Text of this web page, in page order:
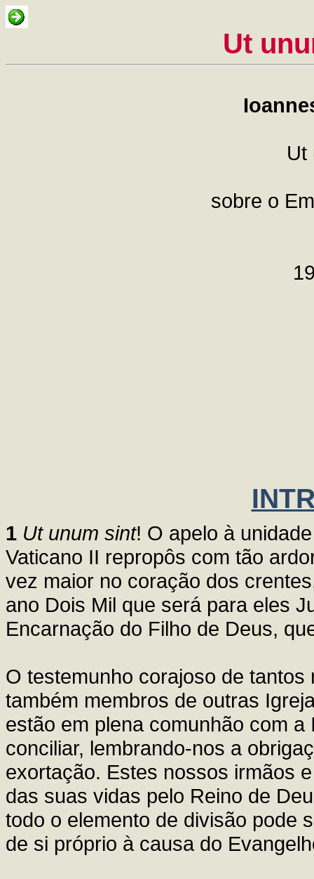
Ut
Ut
sobre o
1 Ut unum sint! O apelo à
Vaticano II repropôs com tão
vez maior no coração dos
ano Dois Mil que será para eles
Encarnação do Filho de Deus,
O testemunho corajoso de
também membros de outras
estão em plena comunhão com
conciliar, lembrando-nos a
exortação. Estes nossos irmãos
das suas vidas pelo Reino de
todo o elemento de divisão pode
de si próprio à causa do